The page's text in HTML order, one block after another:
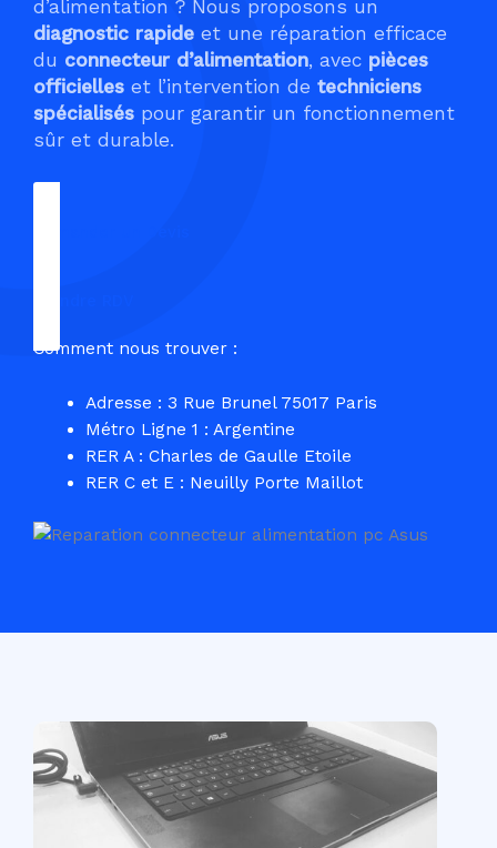
d’alimentation ? Nous proposons un
diagnostic rapide et une réparation efficace
du connecteur d’alimentation, avec pièces
officielles et l’intervention de techniciens
spécialisés pour garantir un fonctionnement
sûr et durable.
Comment nous trouver :
Adresse : 3 Rue Brunel 75017 Paris
Métro Ligne 1 : Argentine
RER A : Charles de Gaulle Etoile
RER C et E : Neuilly Porte Maillot